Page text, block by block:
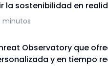
la sostenibilidad en
minutos
Observatory que
y en tiempo